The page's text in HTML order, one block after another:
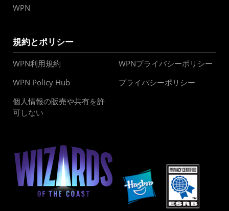
WPN
規約とポリシー
WPN利用規約
WPNプライバシーポリシー
WPN Policy Hub
プライバシーポリシー
個人情報の販売や共有を許
可しない